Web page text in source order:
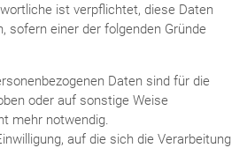
ist verpflichtet, diese Daten
sofern einer der folgenden Gründe
Daten sind für die
oder auf sonstige Weise
mehr notwendig.
auf die sich die Verarbeitung